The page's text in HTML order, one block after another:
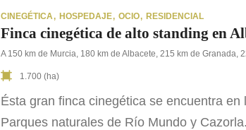
CINEGÉTICA HOSPEDAJE OCIO RESIDENCIAL
Finca cinegética de alto standing en
A 150 km de Murcia, 180 km de Albacete, 215 km de Granada,
1.700 (ha)
Ésta gran finca cinegética se encuentra
Parques naturales de Río Mundo y